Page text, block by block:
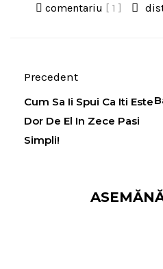
comentariu [ 1 ]
Precedent
Cum Sa Ii Spui Ca Iti Este
Dor De El In Zece Pasi
Simpli!